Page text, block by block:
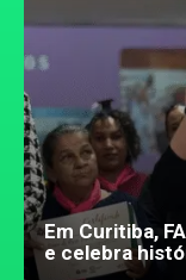
Em Curitiba,
e celebra